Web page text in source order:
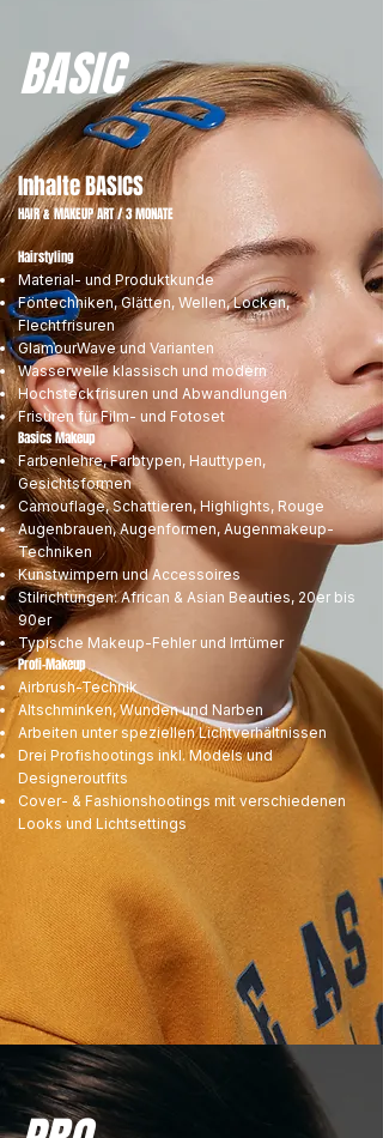
BASIC
Inhalte BASICS
HAIR & MAKEUP ART / 3 MONATE
Hairstyling
Material- und Produktkunde
Föntechniken, Glätten, Wellen, Locken,
Flechtfrisuren
GlamourWave und Varianten
Wasserwelle klassisch und modern
Hochsteckfrisuren und Abwandlungen
Frisuren für Film- und Fotoset
Basics Makeup
Farbenlehre, Farbtypen, Hauttypen,
Gesichtsformen
Camouflage, Schattieren, Highlights, Rouge
Augenbrauen, Augenformen, Augenmakeup-
Techniken
Kunstwimpern und Accessoires
Stilrichtungen: African & Asian Beauties, 20er bis
90er
Typische Makeup-Fehler und Irrtümer
Profi-Makeup
Airbrush-Technik
Altschminken, Wunden und Narben
Arbeiten unter speziellen Lichtverhältnissen
Drei Profishootings inkl. Models und
Designeroutfits
Cover- & Fashionshootings mit verschiedenen
Looks und Lichtsettings